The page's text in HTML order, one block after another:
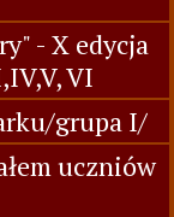
- X edycja
VI
grupa I/
uczniów